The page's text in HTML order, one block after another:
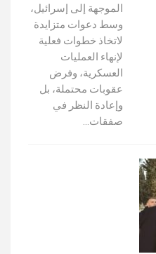
الموجهة إلى إسرائيل،
وسط دعوات متزايدة
لاتخاذ خطوات فعلية
لإنهاء العمليات
العسكرية، وفرض
عقوبات محتملة، بل
وإعادة النظر في
صفقات…